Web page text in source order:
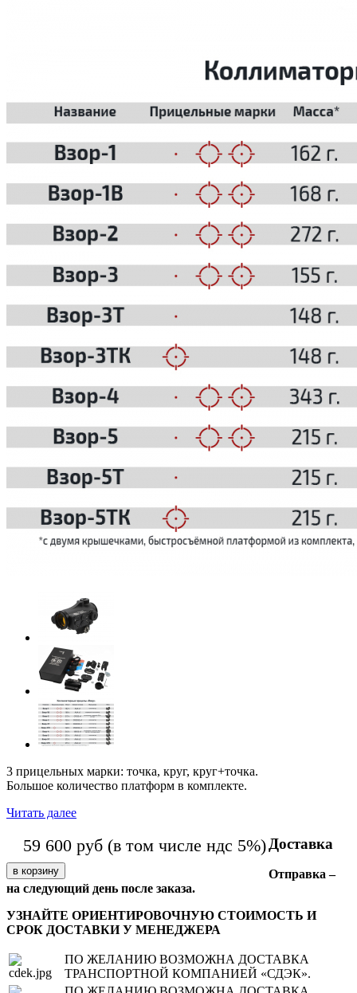
3 прицельных марки: точка, круг, круг+точка.
Большое количество платформ в комплекте.
Читать далее
59 600 руб (в том числе ндс 5%) Доставка
Отправка –
на следующий день после заказа.
УЗНАЙТЕ ОРИЕНТИРОВОЧНУЮ СТОИМОСТЬ И
СРОК ДОСТАВКИ У МЕНЕДЖЕРА
ПО ЖЕЛАНИЮ ВОЗМОЖНА ДОСТАВКА
ТРАНСПОРТНОЙ КОМПАНИЕЙ «СДЭК».